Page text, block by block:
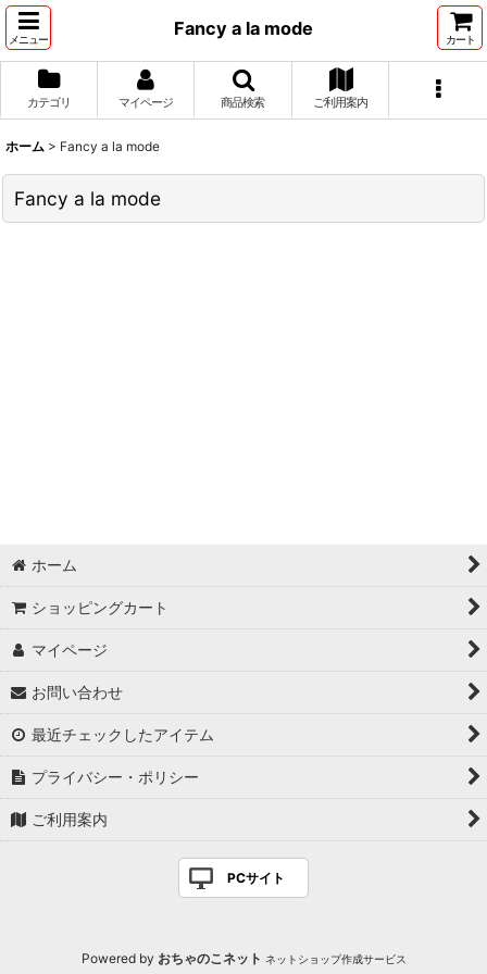
メニュー
Fancy a la mode
カート
カテゴリ マイページ 商品検索 ご利用案内
ホーム > Fancy a la mode
Fancy a la mode
ホーム
ショッピングカート
マイページ
お問い合わせ
最近チェックしたアイテム
プライバシー・ポリシー
ご利用案内
PCサイト
Powered by おちゃのこネット ネットショップ作成サービス